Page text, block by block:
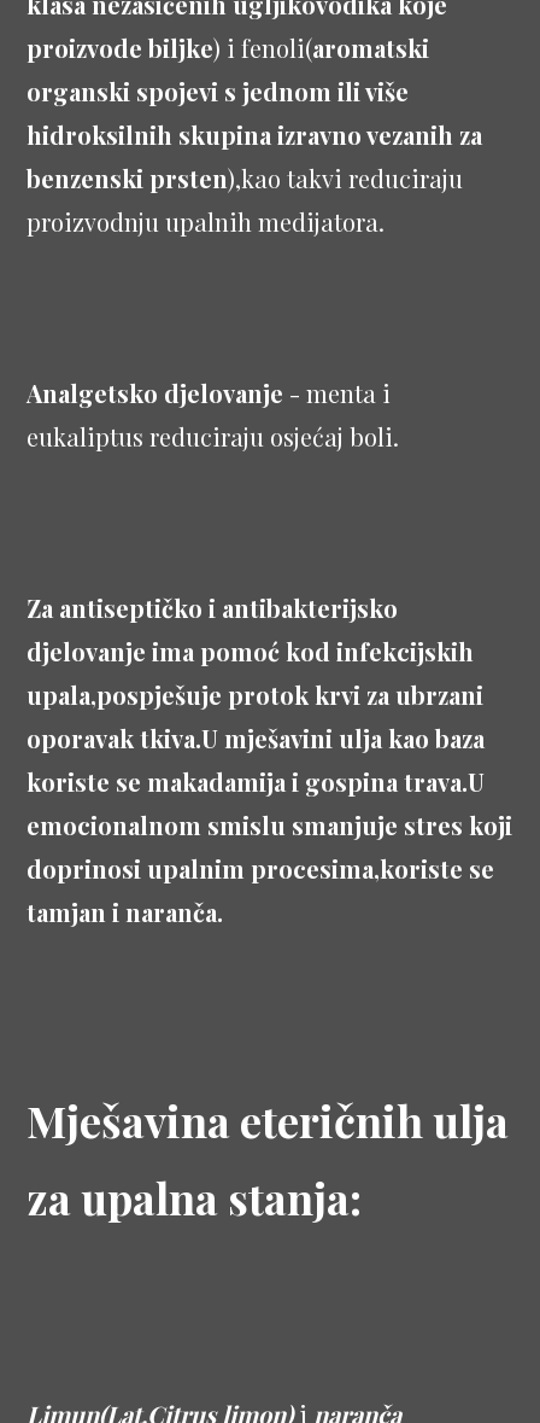
proizvode biljke) i fenoli(aromatski
organski spojevi s jednom ili više
hidroksilnih skupina izravno vezanih za
benzenski prsten),kao takvi reduciraju
proizvodnju upalnih medijatora.
Analgetsko djelovanje - menta i
eukaliptus reduciraju osjećaj boli.
Za antiseptičko i antibakterijsko
djelovanje ima pomoć kod infekcijskih
upala,pospješuje protok krvi za ubrzani
oporavak tkiva.U mješavini ulja kao baza
koriste se makadamija i gospina trava.U
emocionalnom smislu smanjuje stres koji
doprinosi upalnim procesima,koriste se
tamjan i naranča.
Mješavina eteričnih ulja
za upalna stanja:
Limun(Lat.Citrus limon)inaranča